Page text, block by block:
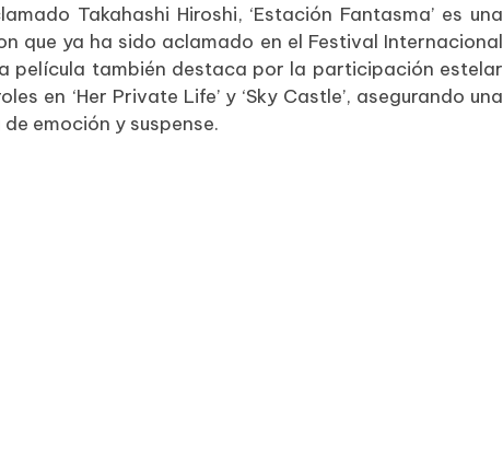
Takahashi Hiroshi, ‘Estación Fantasma’ es una
que ya ha sido aclamado en el Festival Internacional
película también destaca por la participación estelar
en ‘Her Private Life’ y ‘Sky Castle’, asegurando una
emoción y suspense.